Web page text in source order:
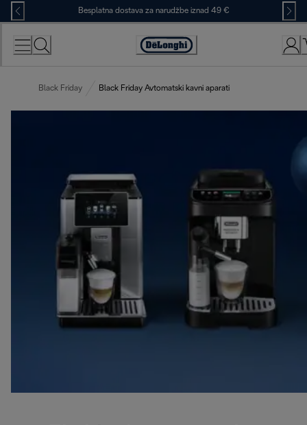
Skip
to
Content
Besplatna dostava za narudžbe iznad 49 €
Accessibility
Black Friday Black Friday Avtomatski kavni aparati